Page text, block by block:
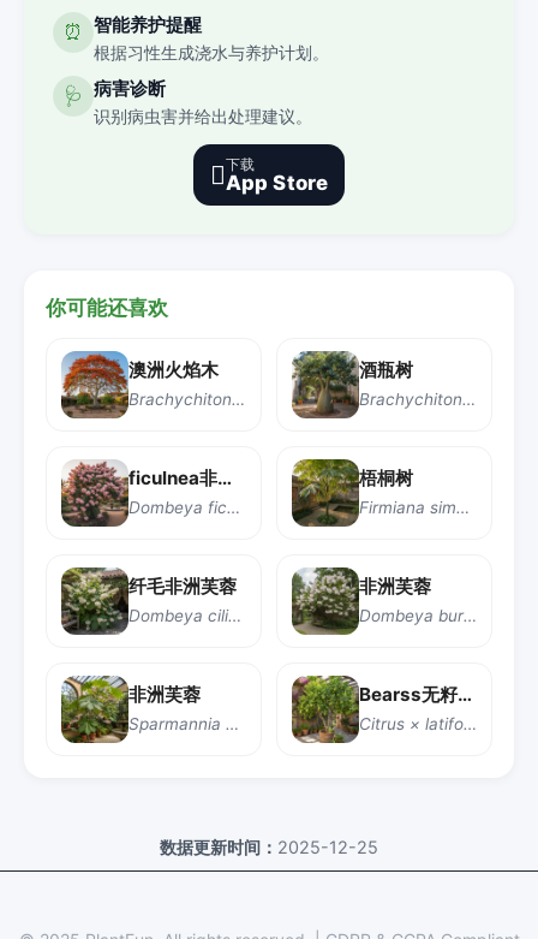
⏰ 智能养护提醒
根据习性生成浇水与养护计划。
🩺 病害诊断
识别病虫害并给出处理建议。
下载
App Store
你可能还喜欢
澳洲火焰木
Brachychiton acerifolius
酒瓶树
Brachychiton rupestris
ficulnea非洲芙蓉
Dombeya ficulnea
梧桐树
Firmiana simplex
纤毛非洲芙蓉
Dombeya ciliata
非洲芙蓉
Dombeya burgessiae
非洲芙蓉
Sparmannia africana
Bearss无籽青柠
Citrus × latifolia 'Bearss Seedless'
数据更新时间： 2025-12-25